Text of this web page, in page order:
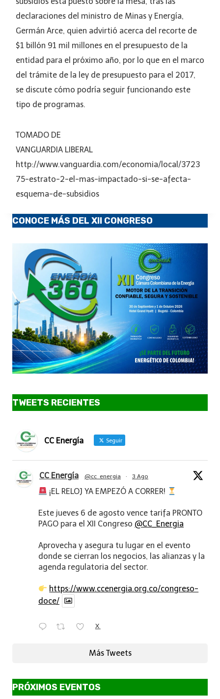
declaraciones del ministro de Minas y Energía,
Germán Arce, quien advirtió acerca del recorte de
$1 billón 91 mil millones en el presupuesto de la
entidad para el próximo año, por lo que en el marco
del trámite de la ley de presupuesto para el 2017,
se discute cómo podría seguir funcionando este
tipo de programas.
TOMADO DE
VANGUARDIA LIBERAL
http://www.vanguardia.com/economia/local/3723
75-estrato-2-el-mas-impactado-si-se-afecta-
esquema-de-subsidios
CONOCE MÁS DEL XII CONGRESO
TWEETS RECIENTES
CC Energía Seguir
CC Energía @cc_energia · 3 Ago
¡EL RELOJ YA EMPEZÓ A CORRER!
Este jueves 6 de agosto vence tarifa PRONTO
PAGO para el XII Congreso @CC_Energia
Aprovecha y asegura tu lugar en el evento
donde se cierran los negocios, las alianzas y la
agenda regulatoria del sector.
https://www.ccenergia.org.co/congreso-
doce/
X
Más Tweets
PRÓXIMOS EVENTOS